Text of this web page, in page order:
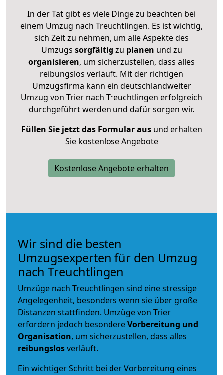
In der Tat gibt es viele Dinge zu beachten bei
einem Umzug nach Treuchtlingen. Es ist wichtig,
sich Zeit zu nehmen, um alle Aspekte des
Umzugs sorgfältig zu planen und zu
organisieren, um sicherzustellen, dass alles
reibungslos verläuft. Mit der richtigen
Umzugsfirma kann ein deutschlandweiter
Umzug von Trier nach Treuchtlingen erfolgreich
durchgeführt werden und dafür sorgen wir.
Füllen Sie jetzt das Formular ausund erhalten
Sie kostenlose Angebote
Kostenlose Angebote erhalten
Wir sind die besten
Umzugsexperten für den Umzug
nach Treuchtlingen
Umzüge nach Treuchtlingen sind eine stressige
Angelegenheit, besonders wenn sie über große
Distanzen stattfinden. Umzüge von Trier
erfordern jedoch besondereVorbereitung und
Organisation, um sicherzustellen, dass alles
reibungslosverläuft.
Ein wichtiger Schritt bei der Vorbereitung eines